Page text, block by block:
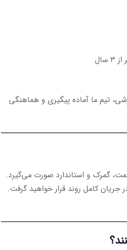
تیم ما آماده پیگیری و هماهنگی
گمرک و استاندارد صورت می‌گیرد.
کامل روند قرار خواهید گرفت.